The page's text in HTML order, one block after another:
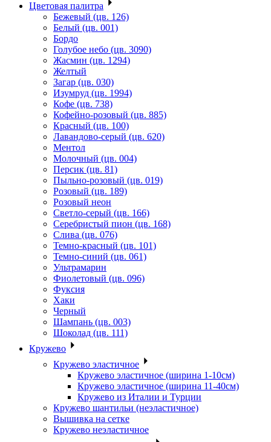
Цветовая палитра
Бежевый (цв. 126)
Белый (цв. 001)
Бордо
Голубое небо (цв. 3090)
Жасмин (цв. 1294)
Желтый
Загар (цв. 030)
Изумруд (цв. 1994)
Кофе (цв. 738)
Кофейно-розовый (цв. 885)
Красный (цв. 100)
Лавандово-серый (цв. 620)
Ментол
Молочный (цв. 004)
Персик (цв. 81)
Пыльно-розовый (цв. 019)
Розовый (цв. 189)
Розовый неон
Светло-серый (цв. 166)
Серебристый пион (цв. 168)
Слива (цв. 076)
Темно-красный (цв. 101)
Темно-синий (цв. 061)
Ультрамарин
Фиолетовый (цв. 096)
Фуксия
Хаки
Черный
Шампань (цв. 003)
Шоколад (цв. 111)
Кружево
Кружево эластичное
Кружево эластичное (ширина 1-10см)
Кружево эластичное (ширина 11-40см)
Кружево из Италии и Турции
Кружево шантильи (неэластичное)
Вышивка на сетке
Кружево неэластичное